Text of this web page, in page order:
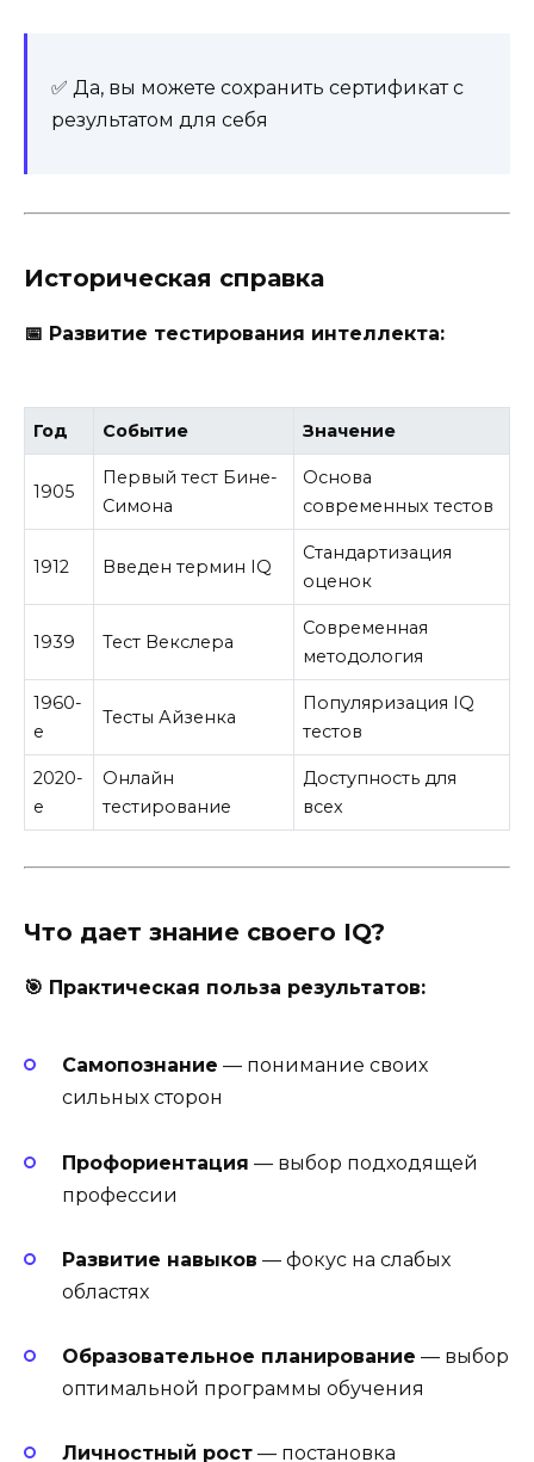
✅ Да, вы можете сохранить сертификат с
результатом для себя
Историческая справка
📅 Развитие тестирования интеллекта:
Год Событие Значение
1905
Первый тест Бине-
Симона
Основа
современных тестов
1912 Введен термин IQ
Стандартизация
оценок
1939 Тест Векслера
Современная
методология
1960-
е
Тесты Айзенка
Популяризация IQ
тестов
2020-
е
Онлайн
тестирование
Доступность для
всех
Что дает знание своего IQ?
🎯 Практическая польза результатов:
Самопознание — понимание своих
сильных сторон
Профориентация — выбор подходящей
профессии
Развитие навыков — фокус на слабых
областях
Образовательное планирование — выбор
оптимальной программы обучения
Личностный рост — постановка